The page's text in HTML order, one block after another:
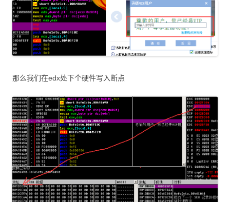
那么我们在edx处下个硬件写入断点